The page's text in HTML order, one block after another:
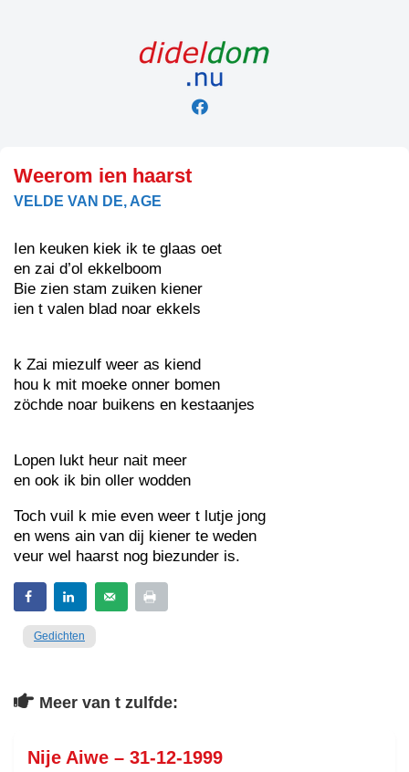
Weerom ien haarst
VELDE VAN DE, AGE
Ien keuken kiek ik te glaas oet
en zai d’ol ekkelboom
Bie zien stam zuiken kiener
ien t valen blad noar ekkels
k Zai miezulf weer as kiend
hou k mit moeke onner bomen
zöchde noar buikens en kestaanjes
Lopen lukt heur nait meer
en ook ik bin oller wodden
Toch vuil k mie even weer t lutje jong
en wens ain van dij kiener te weden
veur wel haarst nog biezunder is.
Gedichten
Meer van t zulfde:
Nije Aiwe – 31-12-1999